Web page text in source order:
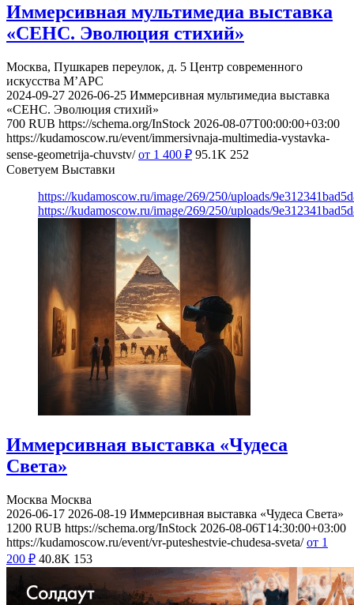
Иммерсивная мультимедиа выставка
«СЕНС. Эволюция стихий»
Москва, Пушкарев переулок, д. 5 Центр современного
искусства М’АРС
2024-09-27 2026-06-25 Иммерсивная мультимедиа выставка
«СЕНС. Эволюция стихий»
700 RUB https://schema.org/InStock 2026-08-07T00:00:00+03:00
https://kudamoscow.ru/event/immersivnaja-multimedia-vystavka-
sense-geometrija-chuvstv/ от 1 400 ₽ 95.1K 252
Советуем Выставки
https://kudamoscow.ru/image/269/250/uploads/
https://kudamoscow.ru/image/269/250/uploads/
Иммерсивная выставка «Чудеса
Света»
Москва Москва
2026-06-17 2026-08-19 Иммерсивная выставка «Чудеса Света»
1200 RUB https://schema.org/InStock 2026-08-06T14:30:00+03:00
https://kudamoscow.ru/event/vr-puteshestvie-chudesa-sveta/ от 1
200 ₽ 40.8K 153